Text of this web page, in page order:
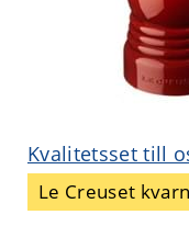
Kvalitetsset till
Le Creuset